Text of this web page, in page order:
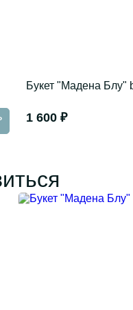
Букет "Мадена Блу"
1 600 ₽